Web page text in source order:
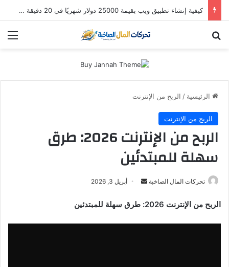
استثمار “سالك” في 2026: هل لا تزال أسهم دبي الذهبية تُدر أرباحاً؟ (دليل التوزيعات والعوائد)
الرئيسية / الربح من الإنترنت
الربح من الإنترنت
الربح من الإنترنت 2026: طرق
سهلة للمبتدئين
تحركات المال الصاخبة
أرسل
إلكترونيا
أبريل 3, 2026
الربح من الإنترنت 2026: طرق سهلة للمبتدئين